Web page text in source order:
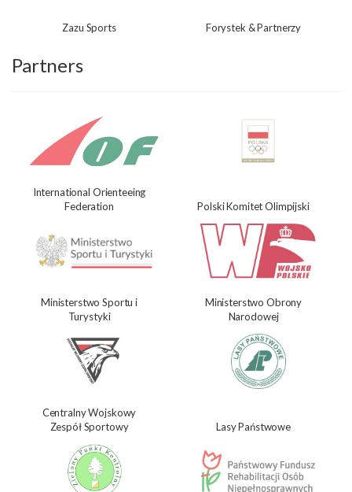
Zazu Sports Forystek & Partnerzy
Partners
International Orienteeing
Federation
Polski Komitet Olimpijski
Ministerstwo Sportu i
Turystyki
Ministerstwo Obrony
Narodowej
Centralny Wojskowy
Zespół Sportowy
Lasy Państwowe